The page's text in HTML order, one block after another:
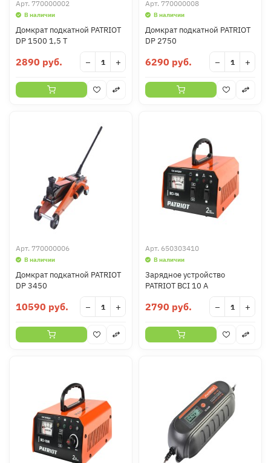
Арт. 770000002
В наличии
Домкрат подкатной PATRIOT
DP 1500 1,5 T
2890 руб. − +
Арт. 770000008
В наличии
Домкрат подкатной PATRIOT
DP 2750
6290 руб. − +
Арт. 770000006
В наличии
Домкрат подкатной PATRIOT
DP 3450
10590 руб. − +
Арт. 650303410
В наличии
Зарядное устройство
PATRIOT BCI 10 A
2790 руб. − +